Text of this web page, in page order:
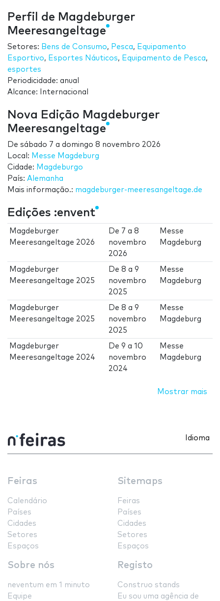
Perfil de Magdeburger
Meeresangeltage
Setores: Bens de Consumo, Pesca, Equipamento
Esportivo, Esportes Náuticos, Equipamento de Pesca,
esportes
Periodicidade: anual
Alcance: Internacional
Nova Edição Magdeburger
Meeresangeltage
De sábado 7 a domingo 8 novembro 2026
Local: Messe Magdeburg
Cidade: Magdeburgo
País: Alemanha
Mais informação.: magdeburger-meeresangeltage.de
Edições :envent
Magdeburger
Meeresangeltage 2026
De 7 a8
novembro
2026
Messe
Magdeburg
Magdeburger
Meeresangeltage 2025
De8 a9
novembro
2025
Messe
Magdeburg
Magdeburger
Meeresangeltage 2025
De8 a9
novembro
2025
Messe
Magdeburg
Magdeburger
Meeresangeltage 2024
De9 a10
novembro
2024
Messe
Magdeburg
Mostrar mais
Idioma
Feiras
Calendário
Países
Cidades
Setores
Espaços
Sitemaps
Feiras
Países
Cidades
Setores
Espaços
Sobre nós
neventum em 1 minuto
Equipe
Registo
Construo stands
Eu sou uma agência de